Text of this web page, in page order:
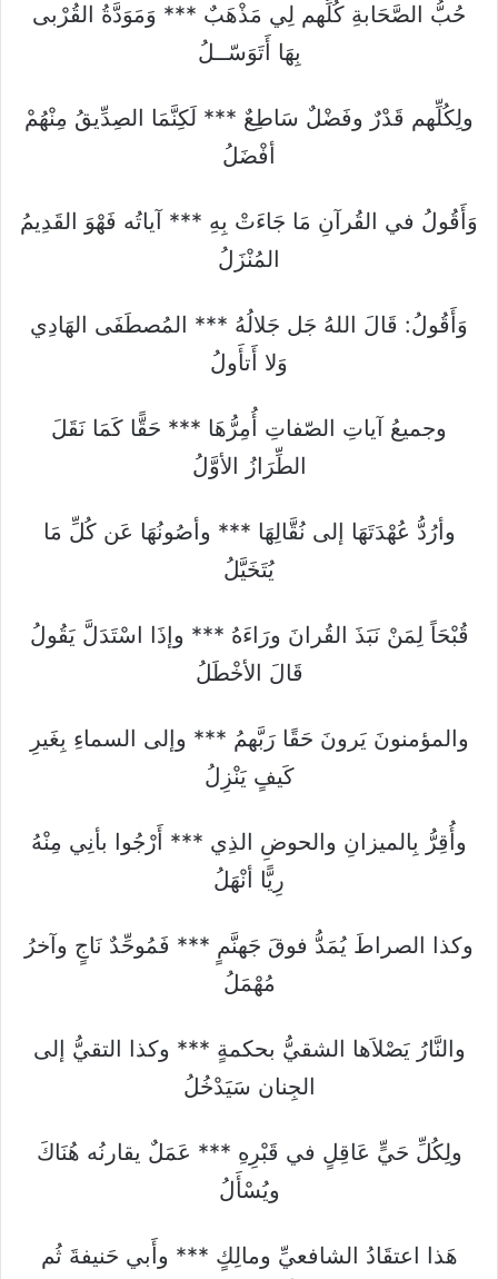
حُبُّ الصَّحَابةِ كُلِّهم لِي مَذْهَبٌ *** وَمَوَدَّةُ القُرْبى
بِهَا أَتَوَسّــلُ
ولِكُلِّهم قَدْرٌ وفَضْلٌ سَاطِعٌ *** لَكِنَّمَا الصِدِّيقُ مِنْهُمْ
أفْضَلُ
وَأَقُولُ في القُرآنِ مَا جَاءَتْ بِهِ *** آياتُه فَهْوَ القَدِيمُ
المُنْزَلُ
وَأَقُولُ: قَالَ اللهُ جَل جَلالُهُ *** المُصطَفَى الهَادِي
وَلا أَتأَولُ
وجميعُ آياتِ الصّفاتِ أُمِرُّهَا *** حَقًّا كَمَا نَقَلَ
الطِّرَازُ الأوَّلُ
وأرُدُّ عُهْدَتَهَا إلى نُقَّالِهَا *** وأصُونُهَا عَن كُلِّ مَا
يُتَخَيَّلُ
قُبْحَاً لِمَنْ نَبَذَ القُرانَ ورَاءَهُ *** وإذَا اسْتَدَلَّ يَقُولُ
قَالَ الأخْطَلُ
والمؤمنونَ يَرونَ حَقًا رَبَّهمُ *** وإلى السماءِ بِغَيرِ
كَيفٍ يَنْزِلُ
وأُقِرُّ بِالميزانِ والحوضِ الذِي *** أَرْجُوا بأنِي مِنْهُ
رِيًّا أنْهَلُ
وكذا الصراطَ يُمَدُّ فوقَ جَهنَّمٍ *** فَمُوحِّدٌ نَاجٍ وآخرُ
مُهْمَلُ
والنَّارُ يَصْلاَها الشقيُّ بحكمةٍ *** وكذا التقيُّ إلى
الجِنان سَيَدْخُلُ
ولِكُلِّ حَيٍّ عَاقِلٍ في قَبْرِهِ *** عَمَلٌ يقارنُه هُنَاكَ
ويُسْأَلُ
هَذا اعتقَادُ الشافعيِّ ومالِكٍ *** وأَبي حَنيفةَ ثُم